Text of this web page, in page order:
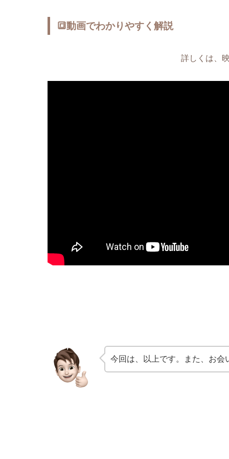
🔳動画でわかりやすく解説
詳しくは、
今回は、以上です。また、お会